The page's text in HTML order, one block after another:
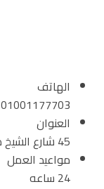
الهاتف
01001177703
العنوان
45 شارع الشيخ محمد الغزالي دور 1 اداري – الدقي – الجيزة
مواعيد العمل
24 ساعه